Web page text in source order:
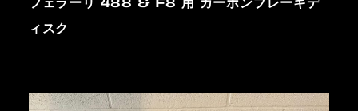
ィスク